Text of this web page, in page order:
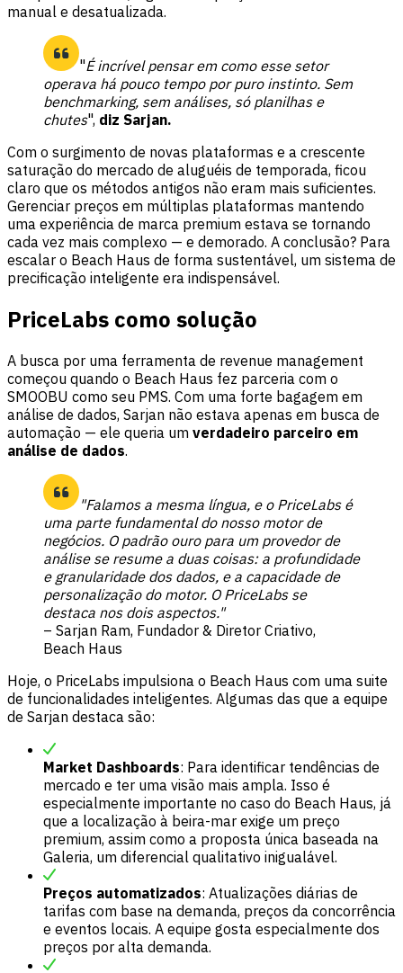
manual e desatualizada.
"É incrível pensar em como esse setor
operava há pouco tempo por puro instinto. Sem
benchmarking, sem análises, só planilhas e
chutes", diz Sarjan.
Com o surgimento de novas plataformas e a crescente
saturação do mercado de aluguéis de temporada, ficou
claro que os métodos antigos não eram mais suficientes.
Gerenciar preços em múltiplas plataformas mantendo
uma experiência de marca premium estava se tornando
cada vez mais complexo — e demorado. A conclusão? Para
escalar o Beach Haus de forma sustentável, um sistema de
precificação inteligente era indispensável.
PriceLabs como solução
A busca por uma ferramenta de revenue management
começou quando o Beach Haus fez parceria com o
SMOOBU como seu PMS. Com uma forte bagagem em
análise de dados, Sarjan não estava apenas em busca de
automação — ele queria um verdadeiro parceiro em
análise de dados.
"Falamos a mesma língua, e o PriceLabs é
uma parte fundamental do nosso motor de
negócios. O padrão ouro para um provedor de
análise se resume a duas coisas: a profundidade
e granularidade dos dados, e a capacidade de
personalização do motor. O PriceLabs se
destaca nos dois aspectos."
– Sarjan Ram, Fundador & Diretor Criativo,
Beach Haus
Hoje, o PriceLabs impulsiona o Beach Haus com uma suite
de funcionalidades inteligentes. Algumas das que a equipe
de Sarjan destaca são:
Market Dashboards: Para identificar tendências de
mercado e ter uma visão mais ampla. Isso é
especialmente importante no caso do Beach Haus, já
que a localização à beira-mar exige um preço
premium, assim como a proposta única baseada na
Galeria, um diferencial qualitativo inigualável.
Preços automatizados: Atualizações diárias de
tarifas com base na demanda, preços da concorrência
e eventos locais. A equipe gosta especialmente dos
preços por alta demanda.